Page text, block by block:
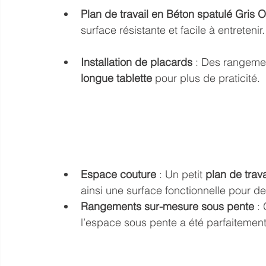
Plan de travail en Béton spatulé Gris
surface résistante et facile à entretenir.
Installation de placards : Des
longue tablette pour plus de praticité.
Espace couture : Un petit plan de
ainsi une surface fonctionnelle pour
Rangements sur-mesure sous pente :
l’espace sous pente a été